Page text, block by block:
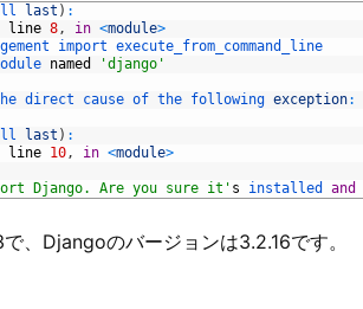
last ) :
line 8 , in <module>
import execute_from_command_line
named 'django'
direct cause of the following exception:
last ) :
line 10 , in <module>
Django. Are you sure it' s installed and
、Djangoのバージョンは3.2.16です。